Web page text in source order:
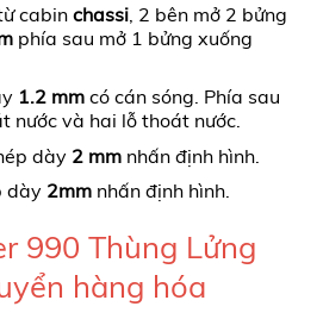
cabin chassi, 2 bên mở 2 bửng
phía sau mở 1 bửng xuống
1.2 mmcó cán sóng. Phía sau
nước và hai lỗ thoát nước.
dày 2 mmnhấn định hình.
dày 2mmnhấn định hình.
990 Thùng Lửng
hàng hóa